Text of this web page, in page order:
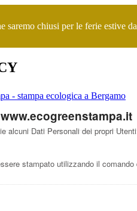
saremo chiusi per le ferie estive
www.ecogreenstampa.it
alcuni Dati Personali dei propri
stampato utilizzando il